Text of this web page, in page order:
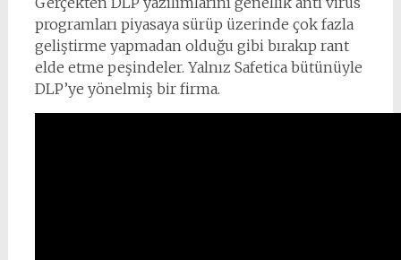
programları piyasaya sürüp üzerinde çok fazla
geliştirme yapmadan olduğu gibi bırakıp rant
elde etme peşindeler. Yalnız Safetica bütünüyle
DLP’ye yönelmiş bir firma.